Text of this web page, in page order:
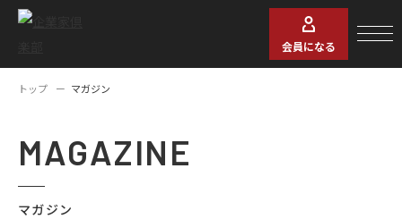
会員になる
トップ マガジン
MAGAZINE
マガジン